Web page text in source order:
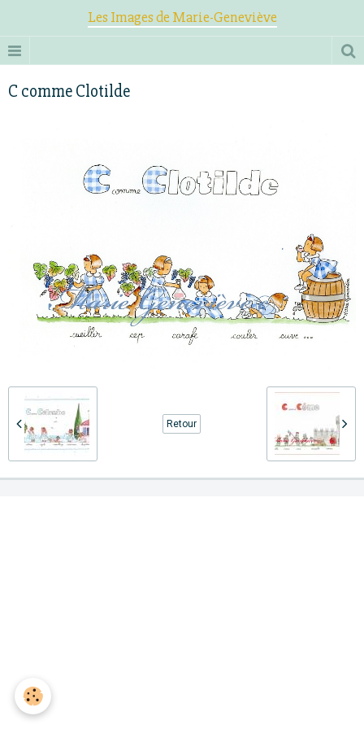
Les Images de Marie-Geneviève
C comme Clotilde
Retour